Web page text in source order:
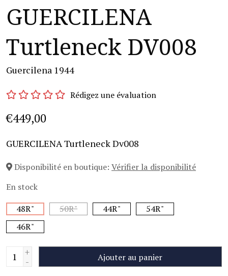
GUERCILENA
Turtleneck DV008
Guercilena 1944
Rédigez une évaluation
€449,00
GUERCILENA Turtleneck Dv008
Disponibilité en boutique: Vérifier la disponibilité
En stock
48R"
50R" 44R"
54R"
46R"
+
- Ajouter au panier